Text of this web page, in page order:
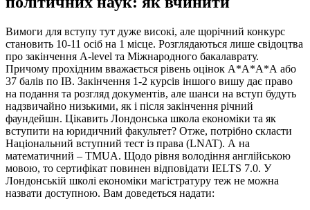
Вимоги для вступу тут дуже високі, але щорічний конкурс
становить 10-11 осіб на 1 місце. Розглядаються лише свідоцтва
про закінчення A-level та Міжнародного бакалаврату.
Причому прохідним вважається рівень оцінок А*А*А*А або
37 балів по IB. Закінчення 1-2 курсів іншого вишу дає право
на подання та розгляд документів, але шанси на вступ будуть
надзвичайно низькими, як і після закінчення річний
фаундейшн. Цікавить Лондонська школа економіки та як
вступити на юридичний факультет? Отже, потрібно скласти
Національний вступний тест із права (LNAT). А на
математичний – TMUA. Щодо рівня володіння англійською
мовою, то сертифікат повинен відповідати IELTS 7.0. У
Лондонській школі економіки магістратуру теж не можна
назвати доступною. Вам доведеться надати: